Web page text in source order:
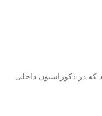
که در دکوراسیون داخلی